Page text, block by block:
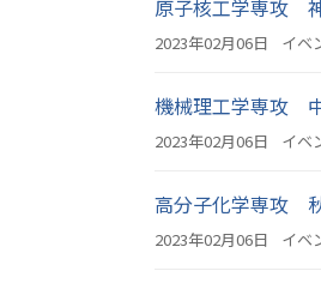
原子核工学専攻
2023年02月06日 イベ
機械理工学専攻
2023年02月06日 イベ
高分子化学専攻
2023年02月06日 イベ